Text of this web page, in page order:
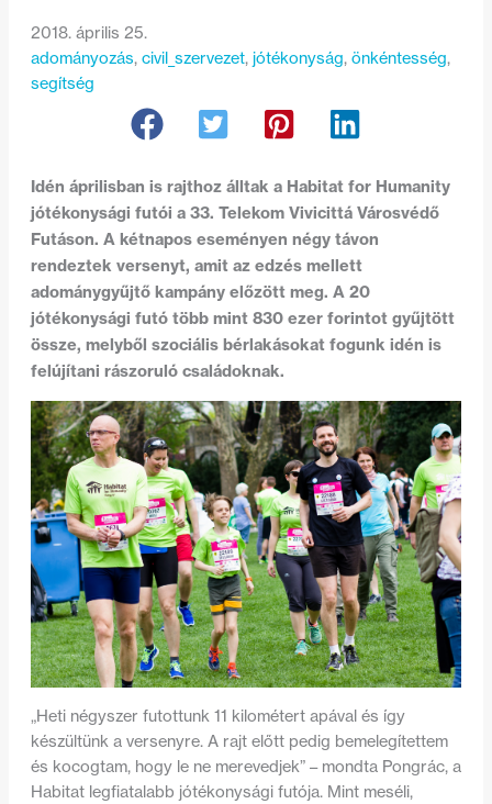
2018. április 25.
adományozás, civil_szervezet, jótékonyság, önkéntesség ,
segítség
Idén áprilisban is rajthoz álltak a Habitat for Humanity
jótékonysági futói a 33. Telekom Vivicittá Városvédő
Futáson. A kétnapos eseményen négy távon
rendeztek versenyt, amit az edzés mellett
adománygyűjtő kampány előzött meg. A 20
jótékonysági futó több mint 830 ezer forintot gyűjtött
össze, melyből szociális bérlakásokat fogunk idén is
felújítani rászoruló családoknak.
„Heti négyszer futottunk 11 kilométert apával és így
készültünk a versenyre. A rajt előtt pedig bemelegítettem
és kocogtam, hogy le ne merevedjek” – mondta Pongrác, a
Habitat legfiatalabb jótékonysági futója. Mint meséli,